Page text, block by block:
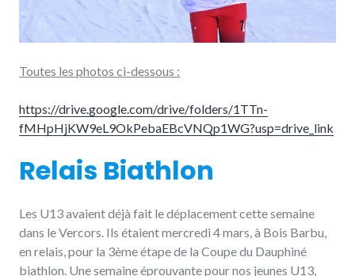
Toutes les photos ci-dessous :
https://drive.google.com/drive/folders/1TTn-
fMHpHjKW9eL9OkPebaEBcVNQp1WG?usp=drive_link
Relais Biathlon
Les U13 avaient déjà fait le déplacement cette semaine
dans le Vercors. Ils étaient mercredi 4 mars, à Bois Barbu,
en relais, pour la 3ème étape de la Coupe du Dauphiné
biathlon. Une semaine éprouvante pour nos jeunes U13,